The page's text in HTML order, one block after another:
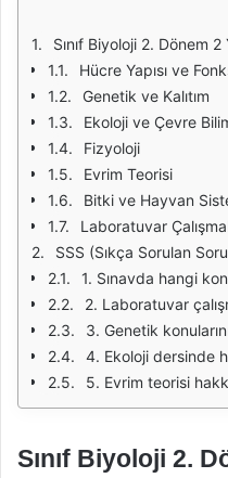
Sınıf Biyoloji 2. Dönem 2
Hücre Yapısı ve
Genetik ve Kalıtım
Ekoloji ve Çevre
Fizyoloji
Evrim Teorisi
Bitki ve Hayvan
Laboratuvar
SSS (Sıkça Sorulan
1. Sınavda hangi
2. Laboratuvar
3. Genetik
4. Ekoloji dersinde
5. Evrim teorisi
Sınıf Biyoloji 2.